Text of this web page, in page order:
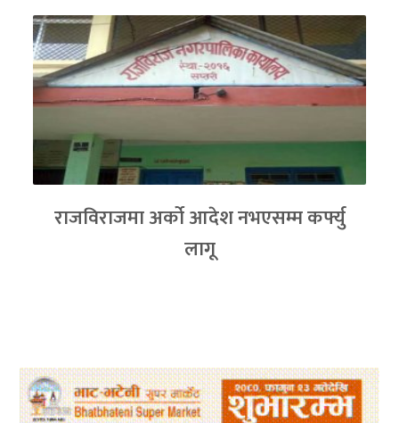
राजविराजमा अर्को आदेश नभएसम्म कर्फ्यु
लागू